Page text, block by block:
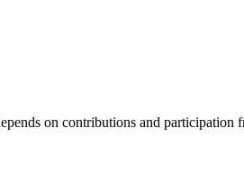
on contributions and